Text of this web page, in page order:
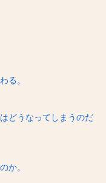
る。
どうなってしまうのだ
か。